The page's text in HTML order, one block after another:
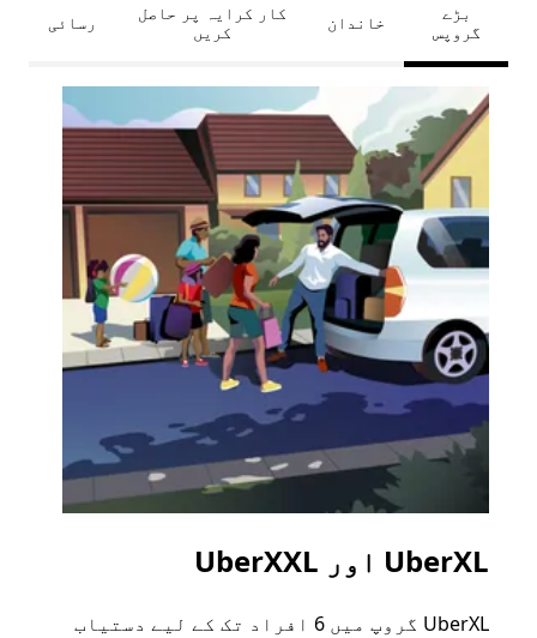
بڑے
گروپس
خاندان
کار کرایہ پر حاصل
کریں
رسائی
UberXL اور UberXXL
UberXL گروپ میں 6 افراد تک کے لیے دستیاب